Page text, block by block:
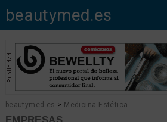
beautymed.es
beautymed.es > Medicina Estética